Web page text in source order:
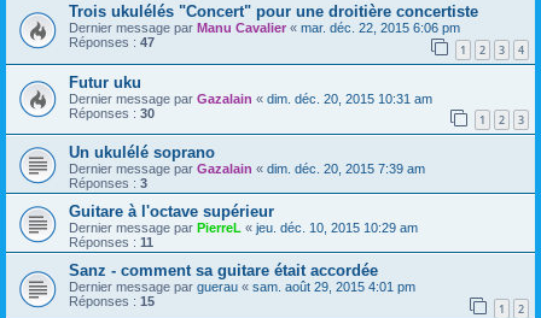
Trois ukulélés "Concert" pour une droitière concertiste
Dernier message par Manu Cavalier « mar. déc. 22, 2015 6:06 pm
Réponses : 47 1 2 3 4
Futur uku
Dernier message par Gazalain « dim. déc. 20, 2015 10:31 am
Réponses : 30 1 2 3
Un ukulélé soprano
Dernier message par Gazalain « dim. déc. 20, 2015 7:39 am
Réponses : 3
Guitare à l'octave supérieur
Dernier message par PierreL « jeu. déc. 10, 2015 10:29 am
Réponses : 11
Sanz - comment sa guitare était accordée
Dernier message par guerau « sam. août 29, 2015 4:01 pm
Réponses : 15 1 2